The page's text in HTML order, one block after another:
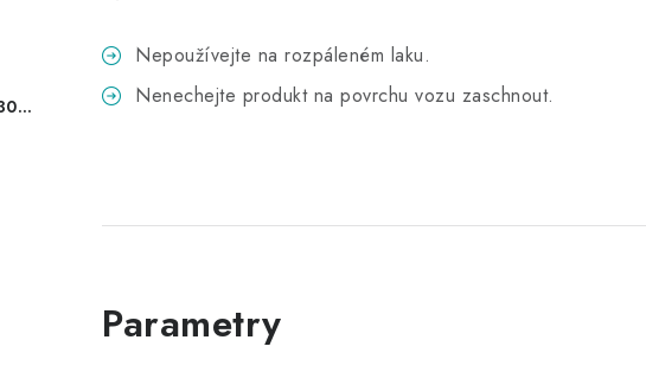
Dodo Juice Light Fantastic 30ml měkký vosk
Nepoužívejte na rozpáleném laku.
Nenechejte produkt na povrchu vozu zaschnout.